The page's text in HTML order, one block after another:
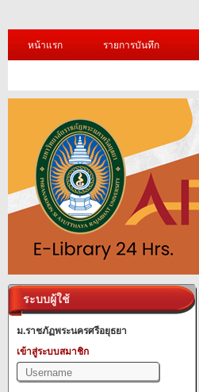
หน้าแรก รายการบันทึก
ระบบผู้ใช้
ม.ราชภัฏพระนครศรีอยุธยา
เข้าสู่ระบบสมาชิก